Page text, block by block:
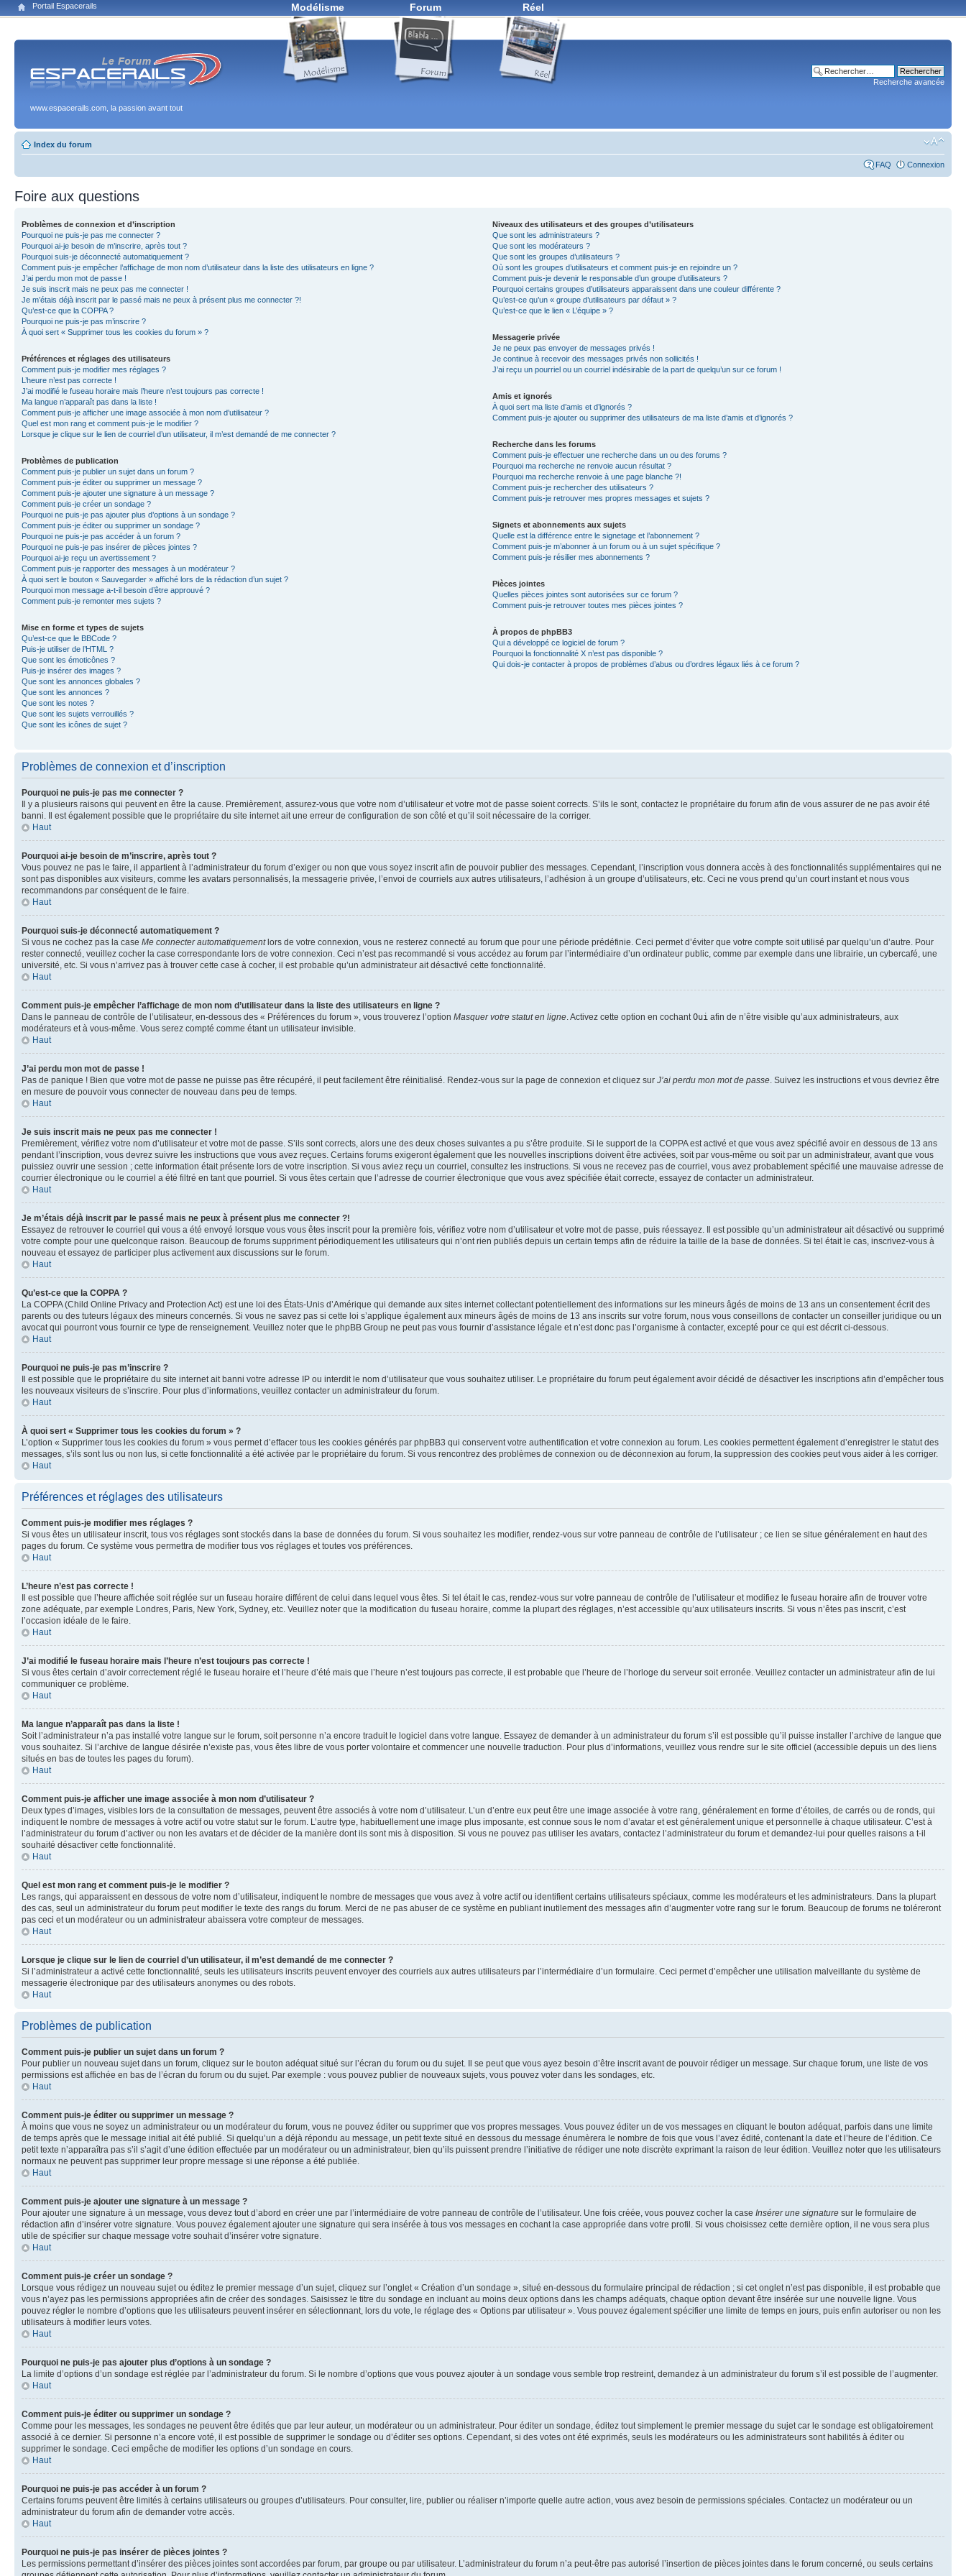
Portail Espacerails Modélisme Forum Réel
www.espacerails.com, la passion avant tout
Recherche avancée
Index du forum
FAQ Connexion
Foire aux questions
Problèmes de connexion et d’inscription
Pourquoi ne puis-je pas me connecter ?
Pourquoi ai-je besoin de m’inscrire, après tout ?
Pourquoi suis-je déconnecté automatiquement ?
Comment puis-je empêcher l’affichage de mon nom d’utilisateur dans la liste des utilisateurs en ligne ?
J’ai perdu mon mot de passe !
Je suis inscrit mais ne peux pas me connecter !
Je m’étais déjà inscrit par le passé mais ne peux à présent plus me connecter ?!
Qu’est-ce que la COPPA ?
Pourquoi ne puis-je pas m’inscrire ?
À quoi sert « Supprimer tous les cookies du forum » ?
Préférences et réglages des utilisateurs
Comment puis-je modifier mes réglages ?
L’heure n’est pas correcte !
J’ai modifié le fuseau horaire mais l’heure n’est toujours pas correcte !
Ma langue n’apparaît pas dans la liste !
Comment puis-je afficher une image associée à mon nom d’utilisateur ?
Quel est mon rang et comment puis-je le modifier ?
Lorsque je clique sur le lien de courriel d’un utilisateur, il m’est demandé de me connecter ?
Problèmes de publication
Comment puis-je publier un sujet dans un forum ?
Comment puis-je éditer ou supprimer un message ?
Comment puis-je ajouter une signature à un message ?
Comment puis-je créer un sondage ?
Pourquoi ne puis-je pas ajouter plus d’options à un sondage ?
Comment puis-je éditer ou supprimer un sondage ?
Pourquoi ne puis-je pas accéder à un forum ?
Pourquoi ne puis-je pas insérer de pièces jointes ?
Pourquoi ai-je reçu un avertissement ?
Comment puis-je rapporter des messages à un modérateur ?
À quoi sert le bouton « Sauvegarder » affiché lors de la rédaction d’un sujet ?
Pourquoi mon message a-t-il besoin d’être approuvé ?
Comment puis-je remonter mes sujets ?
Mise en forme et types de sujets
Qu’est-ce que le BBCode ?
Puis-je utiliser de l’HTML ?
Que sont les émoticônes ?
Puis-je insérer des images ?
Que sont les annonces globales ?
Que sont les annonces ?
Que sont les notes ?
Que sont les sujets verrouillés ?
Que sont les icônes de sujet ?
Niveaux des utilisateurs et des groupes d’utilisateurs
Que sont les administrateurs ?
Que sont les modérateurs ?
Que sont les groupes d’utilisateurs ?
Où sont les groupes d’utilisateurs et comment puis-je en rejoindre un ?
Comment puis-je devenir le responsable d’un groupe d’utilisateurs ?
Pourquoi certains groupes d’utilisateurs apparaissent dans une couleur différente ?
Qu’est-ce qu’un « groupe d’utilisateurs par défaut » ?
Qu’est-ce que le lien « L’équipe » ?
Messagerie privée
Je ne peux pas envoyer de messages privés !
Je continue à recevoir des messages privés non sollicités !
J’ai reçu un pourriel ou un courriel indésirable de la part de quelqu’un sur ce forum !
Amis et ignorés
À quoi sert ma liste d’amis et d’ignorés ?
Comment puis-je ajouter ou supprimer des utilisateurs de ma liste d’amis et d’ignorés ?
Recherche dans les forums
Comment puis-je effectuer une recherche dans un ou des forums ?
Pourquoi ma recherche ne renvoie aucun résultat ?
Pourquoi ma recherche renvoie à une page blanche ?!
Comment puis-je rechercher des utilisateurs ?
Comment puis-je retrouver mes propres messages et sujets ?
Signets et abonnements aux sujets
Quelle est la différence entre le signetage et l’abonnement ?
Comment puis-je m’abonner à un forum ou à un sujet spécifique ?
Comment puis-je résilier mes abonnements ?
Pièces jointes
Quelles pièces jointes sont autorisées sur ce forum ?
Comment puis-je retrouver toutes mes pièces jointes ?
À propos de phpBB3
Qui a développé ce logiciel de forum ?
Pourquoi la fonctionnalité X n’est pas disponible ?
Qui dois-je contacter à propos de problèmes d’abus ou d’ordres légaux liés à ce forum ?
Problèmes de connexion et d’inscription
Pourquoi ne puis-je pas me connecter ?
Il y a plusieurs raisons qui peuvent en être la cause. Premièrement, assurez-vous que votre nom d’utilisateur et votre mot de passe soient corrects. S’ils le sont, contactez le propriétaire du forum afin de vous assurer de ne pas avoir été
banni. Il est également possible que le propriétaire du site internet ait une erreur de configuration de son côté et qu’il soit nécessaire de la corriger.
Haut
Pourquoi ai-je besoin de m’inscrire, après tout ?
Vous pouvez ne pas le faire, il appartient à l’administrateur du forum d’exiger ou non que vous soyez inscrit afin de pouvoir publier des messages. Cependant, l’inscription vous donnera accès à des fonctionnalités supplémentaires qui ne
sont pas disponibles aux visiteurs, comme les avatars personnalisés, la messagerie privée, l’envoi de courriels aux autres utilisateurs, l’adhésion à un groupe d’utilisateurs, etc. Ceci ne vous prend qu’un court instant et nous vous
recommandons par conséquent de le faire.
Haut
Pourquoi suis-je déconnecté automatiquement ?
Si vous ne cochez pas la case Me connecter automatiquementlors de votre connexion, vous ne resterez connecté au forum que pour une période prédéfinie. Ceci permet d’éviter que votre compte soit utilisé par quelqu’un d’autre. Pour
rester connecté, veuillez cocher la case correspondante lors de votre connexion. Ceci n’est pas recommandé si vous accédez au forum par l’intermédiaire d’un ordinateur public, comme par exemple dans une librairie, un cybercafé, une
université, etc. Si vous n’arrivez pas à trouver cette case à cocher, il est probable qu’un administrateur ait désactivé cette fonctionnalité.
Haut
Comment puis-je empêcher l’affichage de mon nom d’utilisateur dans la liste des utilisateurs en ligne ?
Dans le panneau de contrôle de l’utilisateur, en-dessous des « Préférences du forum », vous trouverez l’option Masquer votre statut en ligne . Activez cette option en cochant Oui afin de n’être visible qu’aux administrateurs, aux
modérateurs et à vous-même. Vous serez compté comme étant un utilisateur invisible.
Haut
J’ai perdu mon mot de passe !
Pas de panique ! Bien que votre mot de passe ne puisse pas être récupéré, il peut facilement être réinitialisé. Rendez-vous sur la page de connexion et cliquez sur J’ai perdu mon mot de passe . Suivez les instructions et vous devriez être
en mesure de pouvoir vous connecter de nouveau dans peu de temps.
Haut
Je suis inscrit mais ne peux pas me connecter !
Premièrement, vérifiez votre nom d’utilisateur et votre mot de passe. S’ils sont corrects, alors une des deux choses suivantes a pu s’être produite. Si le support de la COPPA est activé et que vous avez spécifié avoir en dessous de 13 ans
pendant l’inscription, vous devrez suivre les instructions que vous avez reçues. Certains forums exigeront également que les nouvelles inscriptions doivent être activées, soit par vous-même ou soit par un administrateur, avant que vous
puissiez ouvrir une session ; cette information était présente lors de votre inscription. Si vous aviez reçu un courriel, consultez les instructions. Si vous ne recevez pas de courriel, vous avez probablement spécifié une mauvaise adresse de
courrier électronique ou le courriel a été filtré en tant que pourriel. Si vous êtes certain que l’adresse de courrier électronique que vous avez spécifiée était correcte, essayez de contacter un administrateur.
Haut
Je m’étais déjà inscrit par le passé mais ne peux à présent plus me connecter ?!
Essayez de retrouver le courriel qui vous a été envoyé lorsque vous vous êtes inscrit pour la première fois, vérifiez votre nom d’utilisateur et votre mot de passe, puis réessayez. Il est possible qu’un administrateur ait désactivé ou supprimé
votre compte pour une quelconque raison. Beaucoup de forums suppriment périodiquement les utilisateurs qui n’ont rien publiés depuis un certain temps afin de réduire la taille de la base de données. Si tel était le cas, inscrivez-vous à
nouveau et essayez de participer plus activement aux discussions sur le forum.
Haut
Qu’est-ce que la COPPA ?
La COPPA (Child Online Privacy and Protection Act) est une loi des États-Unis d’Amérique qui demande aux sites internet collectant potentiellement des informations sur les mineurs âgés de moins de 13 ans un consentement écrit des
parents ou des tuteurs légaux des mineurs concernés. Si vous ne savez pas si cette loi s’applique également aux mineurs âgés de moins de 13 ans inscrits sur votre forum, nous vous conseillons de contacter un conseiller juridique ou un
avocat qui pourront vous fournir ce type de renseignement. Veuillez noter que le phpBB Group ne peut pas vous fournir d’assistance légale et n’est donc pas l’organisme à contacter, excepté pour ce qui est décrit ci-dessous.
Haut
Pourquoi ne puis-je pas m’inscrire ?
Il est possible que le propriétaire du site internet ait banni votre adresse IP ou interdit le nom d’utilisateur que vous souhaitez utiliser. Le propriétaire du forum peut également avoir décidé de désactiver les inscriptions afin d’empêcher tous
les nouveaux visiteurs de s’inscrire. Pour plus d’informations, veuillez contacter un administrateur du forum.
Haut
À quoi sert « Supprimer tous les cookies du forum » ?
L’option « Supprimer tous les cookies du forum » vous permet d’effacer tous les cookies générés par phpBB3 qui conservent votre authentification et votre connexion au forum. Les cookies permettent également d’enregistrer le statut des
messages, s’ils sont lus ou non lus, si cette fonctionnalité a été activée par le propriétaire du forum. Si vous rencontrez des problèmes de connexion ou de déconnexion au forum, la suppression des cookies peut vous aider à les corriger.
Haut
Préférences et réglages des utilisateurs
Comment puis-je modifier mes réglages ?
Si vous êtes un utilisateur inscrit, tous vos réglages sont stockés dans la base de données du forum. Si vous souhaitez les modifier, rendez-vous sur votre panneau de contrôle de l’utilisateur ; ce lien se situe généralement en haut des
pages du forum. Ce système vous permettra de modifier tous vos réglages et toutes vos préférences.
Haut
L’heure n’est pas correcte !
Il est possible que l’heure affichée soit réglée sur un fuseau horaire différent de celui dans lequel vous êtes. Si tel était le cas, rendez-vous sur votre panneau de contrôle de l’utilisateur et modifiez le fuseau horaire afin de trouver votre
zone adéquate, par exemple Londres, Paris, New York, Sydney, etc. Veuillez noter que la modification du fuseau horaire, comme la plupart des réglages, n’est accessible qu’aux utilisateurs inscrits. Si vous n’êtes pas inscrit, c’est
l’occasion idéale de le faire.
Haut
J’ai modifié le fuseau horaire mais l’heure n’est toujours pas correcte !
Si vous êtes certain d’avoir correctement réglé le fuseau horaire et l’heure d’été mais que l’heure n’est toujours pas correcte, il est probable que l’heure de l’horloge du serveur soit erronée. Veuillez contacter un administrateur afin de lui
communiquer ce problème.
Haut
Ma langue n’apparaît pas dans la liste !
Soit l’administrateur n’a pas installé votre langue sur le forum, soit personne n’a encore traduit le logiciel dans votre langue. Essayez de demander à un administrateur du forum s’il est possible qu’il puisse installer l’archive de langue que
vous souhaitez. Si l’archive de langue désirée n’existe pas, vous êtes libre de vous porter volontaire et commencer une nouvelle traduction. Pour plus d’informations, veuillez vous rendre sur le site officiel (accessible depuis un des liens
situés en bas de toutes les pages du forum).
Haut
Comment puis-je afficher une image associée à mon nom d’utilisateur ?
Deux types d’images, visibles lors de la consultation de messages, peuvent être associés à votre nom d’utilisateur. L’un d’entre eux peut être une image associée à votre rang, généralement en forme d’étoiles, de carrés ou de ronds, qui
indiquent le nombre de messages à votre actif ou votre statut sur le forum. L’autre type, habituellement une image plus imposante, est connue sous le nom d’avatar et est généralement unique et personnelle à chaque utilisateur. C’est à
l’administrateur du forum d’activer ou non les avatars et de décider de la manière dont ils sont mis à disposition. Si vous ne pouvez pas utiliser les avatars, contactez l’administrateur du forum et demandez-lui pour quelles raisons a t-il
souhaité désactiver cette fonctionnalité.
Haut
Quel est mon rang et comment puis-je le modifier ?
Les rangs, qui apparaissent en dessous de votre nom d’utilisateur, indiquent le nombre de messages que vous avez à votre actif ou identifient certains utilisateurs spéciaux, comme les modérateurs et les administrateurs. Dans la plupart
des cas, seul un administrateur du forum peut modifier le texte des rangs du forum. Merci de ne pas abuser de ce système en publiant inutilement des messages afin d’augmenter votre rang sur le forum. Beaucoup de forums ne toléreront
pas ceci et un modérateur ou un administrateur abaissera votre compteur de messages.
Haut
Lorsque je clique sur le lien de courriel d’un utilisateur, il m’est demandé de me connecter ?
Si l’administrateur a activé cette fonctionnalité, seuls les utilisateurs inscrits peuvent envoyer des courriels aux autres utilisateurs par l’intermédiaire d’un formulaire. Ceci permet d’empêcher une utilisation malveillante du système de
messagerie électronique par des utilisateurs anonymes ou des robots.
Haut
Problèmes de publication
Comment puis-je publier un sujet dans un forum ?
Pour publier un nouveau sujet dans un forum, cliquez sur le bouton adéquat situé sur l’écran du forum ou du sujet. Il se peut que vous ayez besoin d’être inscrit avant de pouvoir rédiger un message. Sur chaque forum, une liste de vos
permissions est affichée en bas de l’écran du forum ou du sujet. Par exemple : vous pouvez publier de nouveaux sujets, vous pouvez voter dans les sondages, etc.
Haut
Comment puis-je éditer ou supprimer un message ?
À moins que vous ne soyez un administrateur ou un modérateur du forum, vous ne pouvez éditer ou supprimer que vos propres messages. Vous pouvez éditer un de vos messages en cliquant le bouton adéquat, parfois dans une limite
de temps après que le message initial ait été publié. Si quelqu’un a déjà répondu au message, un petit texte situé en dessous du message énumèrera le nombre de fois que vous l’avez édité, contenant la date et l’heure de l’édition. Ce
petit texte n’apparaîtra pas s’il s’agit d’une édition effectuée par un modérateur ou un administrateur, bien qu’ils puissent prendre l’initiative de rédiger une note discrète exprimant la raison de leur édition. Veuillez noter que les utilisateurs
normaux ne peuvent pas supprimer leur propre message si une réponse a été publiée.
Haut
Comment puis-je ajouter une signature à un message ?
Pour ajouter une signature à un message, vous devez tout d’abord en créer une par l’intermédiaire de votre panneau de contrôle de l’utilisateur. Une fois créée, vous pouvez cocher la case Insérer une signature sur le formulaire de
rédaction afin d’insérer votre signature. Vous pouvez également ajouter une signature qui sera insérée à tous vos messages en cochant la case appropriée dans votre profil. Si vous choisissez cette dernière option, il ne vous sera plus
utile de spécifier sur chaque message votre souhait d’insérer votre signature.
Haut
Comment puis-je créer un sondage ?
Lorsque vous rédigez un nouveau sujet ou éditez le premier message d’un sujet, cliquez sur l’onglet « Création d’un sondage », situé en-dessous du formulaire principal de rédaction ; si cet onglet n’est pas disponible, il est probable que
vous n’ayez pas les permissions appropriées afin de créer des sondages. Saisissez le titre du sondage en incluant au moins deux options dans les champs adéquats, chaque option devant être insérée sur une nouvelle ligne. Vous
pouvez régler le nombre d’options que les utilisateurs peuvent insérer en sélectionnant, lors du vote, le réglage des « Options par utilisateur ». Vous pouvez également spécifier une limite de temps en jours, puis enfin autoriser ou non les
utilisateurs à modifier leurs votes.
Haut
Pourquoi ne puis-je pas ajouter plus d’options à un sondage ?
La limite d’options d’un sondage est réglée par l’administrateur du forum. Si le nombre d’options que vous pouvez ajouter à un sondage vous semble trop restreint, demandez à un administrateur du forum s’il est possible de l’augmenter.
Haut
Comment puis-je éditer ou supprimer un sondage ?
Comme pour les messages, les sondages ne peuvent être édités que par leur auteur, un modérateur ou un administrateur. Pour éditer un sondage, éditez tout simplement le premier message du sujet car le sondage est obligatoirement
associé à ce dernier. Si personne n’a encore voté, il est possible de supprimer le sondage ou d’éditer ses options. Cependant, si des votes ont été exprimés, seuls les modérateurs ou les administrateurs sont habilités à éditer ou
supprimer le sondage. Ceci empêche de modifier les options d’un sondage en cours.
Haut
Pourquoi ne puis-je pas accéder à un forum ?
Certains forums peuvent être limités à certains utilisateurs ou groupes d’utilisateurs. Pour consulter, lire, publier ou réaliser n’importe quelle autre action, vous avez besoin de permissions spéciales. Contactez un modérateur ou un
administrateur du forum afin de demander votre accès.
Haut
Pourquoi ne puis-je pas insérer de pièces jointes ?
Les permissions permettant d’insérer des pièces jointes sont accordées par forum, par groupe ou par utilisateur. L’administrateur du forum n’a peut-être pas autorisé l’insertion de pièces jointes dans le forum concerné, ou seuls certains